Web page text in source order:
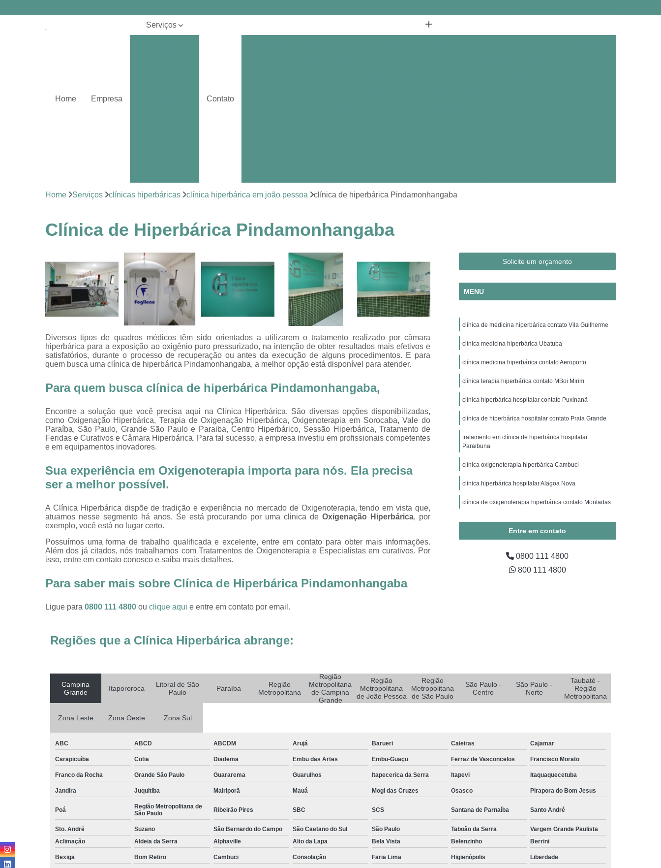
Home Empresa
Serviços
oxigenoterapia
Tratamentos
Tratamentos por
hiperbárica
Tratamentos por
oxigenoterapia
Contato
Clínica de Hiperbárica
Clínica de Medicina Hiperbárica
Clínica Hiperbárica em João Pessoa
Clínica Oxigenoterapia Hiperbárica
Clínica para Hiperbárica
Oxigenação Hiperbárica
Oxigenação Hiperbárica Clínica
Oxigenação Hiperbárica em Campina Grande
Oxigenação Hiperbárica em João Pessoa
Oxigenação Hiperbárica em São Paulo
Oxigenação Hiperbárica em Sorocaba
Oxigenação Hiperbárica Terapia
Oxigenação Hiperbárica Tratamento
Oxigenação Via Hiperbárica
Terapia de Oxigenação Hiperbárica
Terapia Oxigenação Hiperbárica
Oxigenoterapia
Oxigenoterapia em Campina Grande
Oxigenoterapia em São Paulo
Oxigenoterapia em Sorocaba
Oxigenoterapia em Taubaté
Oxigenoterapia para Cicatrização
Oxigenoterapia para Tratamento de Diabéticos
Oxigenoterapia para Tratamento de Feridas
Oxigenoterapia Tratamento de Diabéticos
Oxigenoterapia Tratamento de Feridas
Oxigenoterapia Tratamento de Pé Diabético
Hiperbárica Oxigenoterapia
Oxigenoterapia Hiperbárica em Campina Grande
Oxigenoterapia Hiperbárica em João Pessoa
Oxigenoterapia Hiperbárica em São Paulo
Oxigenoterapia Hiperbárica em Taubaté
Oxigenoterapia Hiperbárica Ferida
Oxigenoterapia Hiperbárica para Tratamento de Feridas
Oxigenoterapia Hiperbárica Tratamento de Feridas
Sessão Câmara Hiperbárica
Sessão de Câmara Hiperbárica
Sessão de Hiperbárica
Sessão Oxigenoterapia Hiperbárica
Sistemas de Oxigenoterapia Tratamento Pé Diabético
Sistemas Oxigenoterapia
Sistemas Oxigenoterapia em Campina Grande
Sistemas Oxigenoterapia em João Pessoa
Sistemas Oxigenoterapia para Pé Diabético
Sistemas Oxigenoterapia Tratamento Pé Diabético
Feridas Tratamento
Tratamento com Oxigênio para Feridas
Tratamento de Feridas Crônicas
Tratamento de Feridas Enfermagem
Tratamento de Feridas Enfermagem em Campina Grande
Tratamento de Feridas Enfermagem em João Pessoa
Tratamento de Feridas Enfermagem em São Paulo
Tratamento de Feridas Enfermagem em Sorocaba
Tratamento de Feridas Enfermagem em Taubaté
Tratamento para Cicatrização de Feridas
Tratamento para Feridas na Pele
Tratamento Hiperbárico Claudicação Intermitente
Tratamento Hiperbárico de Insuficiência Arterial
Home Serviços clínicas hiperbáricas clínica hiperbárica em joão pessoa clínica de hiperbárica Pindamonhangaba
Clínica de Hiperbárica Pindamonhangaba
Diversos tipos de quadros médicos têm sido orientados a utilizarem o tratamento realizado por câmara
hiperbárica para a exposição ao oxigênio puro pressurizado, na intenção de obter resultados mais efetivos e
satisfatórios, durante o processo de recuperação ou antes da execução de alguns procedimentos. E para
quem busca uma clínica de hiperbárica Pindamonhangaba, a melhor opção está disponível para atender.
Para quem busca clínica de hiperbárica Pindamonhangaba,
Encontre a solução que você precisa aqui na Clínica Hiperbárica. São diversas opções disponibilizadas,
como Oxigenação Hiperbárica, Terapia de Oxigenação Hiperbárica, Oxigenoterapia em Sorocaba, Vale do
Paraíba, São Paulo, Grande São Paulo e Paraiba, Centro Hiperbárico, Sessão Hiperbárica, Tratamento de
Feridas e Curativos e Câmara Hiperbárica. Para tal sucesso, a empresa investiu em profissionais competentes
e em equipamentos inovadores.
Sua experiência em Oxigenoterapia importa para nós. Ela precisa
ser a melhor possível.
A Clínica Hiperbárica dispõe de tradição e experiência no mercado de Oxigenoterapia, tendo em vista que,
atuamos nesse segmento há anos. Se está procurando por uma clinica deOxigenação Hiperbárica, por
exemplo, você está no lugar certo.
Possuímos uma forma de trabalho qualificada e excelente, entre em contato para obter mais informações.
Além dos já citados, nós trabalhamos com Tratamentos de Oxigenoterapia e Especialistas em curativos. Por
isso, entre em contato conosco e saiba mais detalhes.
Para saber mais sobre Clínica de Hiperbárica Pindamonhangaba
Ligue para 0800 111 4800 ou clique aqui e entre em contato por email.
Solicite um orçamento
MENU
clínica de medicina hiperbárica contato Vila Guilherme
clínica medicina hiperbárica Ubatuba
clínica medicina hiperbárica contato Aeroporto
clínica terapia hiperbárica contato MBoi Mirim
clínica hiperbárica hospitalar contato Puxinanã
clínica de hiperbárica hospitalar contato Praia Grande
tratamento em clínica de hiperbárica hospitalar
Paraibuna
clínica oxigenoterapia hiperbárica Cambuci
clínica hiperbárica hospitalar Alagoa Nova
clínica de oxigenoterapia hiperbárica contato Montadas
Entre em contato
0800 111 4800
800 111 4800
Regiões que a Clínica Hiperbárica abrange:
Campina
Grande
Itapororoca
Litoral de São
Paulo
Paraíba
Região
Metropolitana
Região
Metropolitana
de Campina
Grande
Região
Metropolitana
de João Pessoa
Região
Metropolitana
de São Paulo
São Paulo -
Centro
São Paulo -
Norte
Taubaté -
Região
Metropolitana
Zona Leste Zona Oeste Zona Sul
ABC ABCD ABCDM Arujá Barueri Caieiras Cajamar
Carapicuíba Cotia Diadema Embu das Artes Embu-Guaçu Ferraz de Vasconcelos Francisco Morato
Franco da Rocha Grande São Paulo Guararema Guarulhos Itapecerica da Serra Itapevi Itaquaquecetuba
Jandira Juquitiba Mairiporã Mauá Mogi das Cruzes Osasco Pirapora do Bom Jesus
Poá
Região Metropolitana de
São Paulo
Ribeirão Pires SBC SCS Santana de Parnaíba Santo André
Sto. André Suzano São Bernardo do Campo São Caetano do Sul São Paulo Taboão da Serra
Vargem Grande Paulista
Aclimação
Aldeia da Serra Alphaville Alto da Lapa Bela Vista Belenzinho Berrini
Bexiga Bom Retiro Cambuci Consolação Faria Lima Higienópolis Liberdade